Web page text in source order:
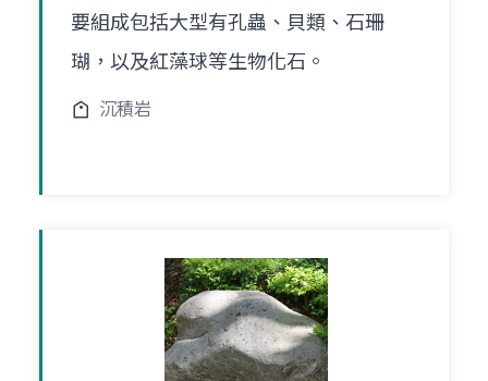
要組成包括大型有孔蟲、貝類、石珊
瑚，以及紅藻球等生物化石。
沉積岩